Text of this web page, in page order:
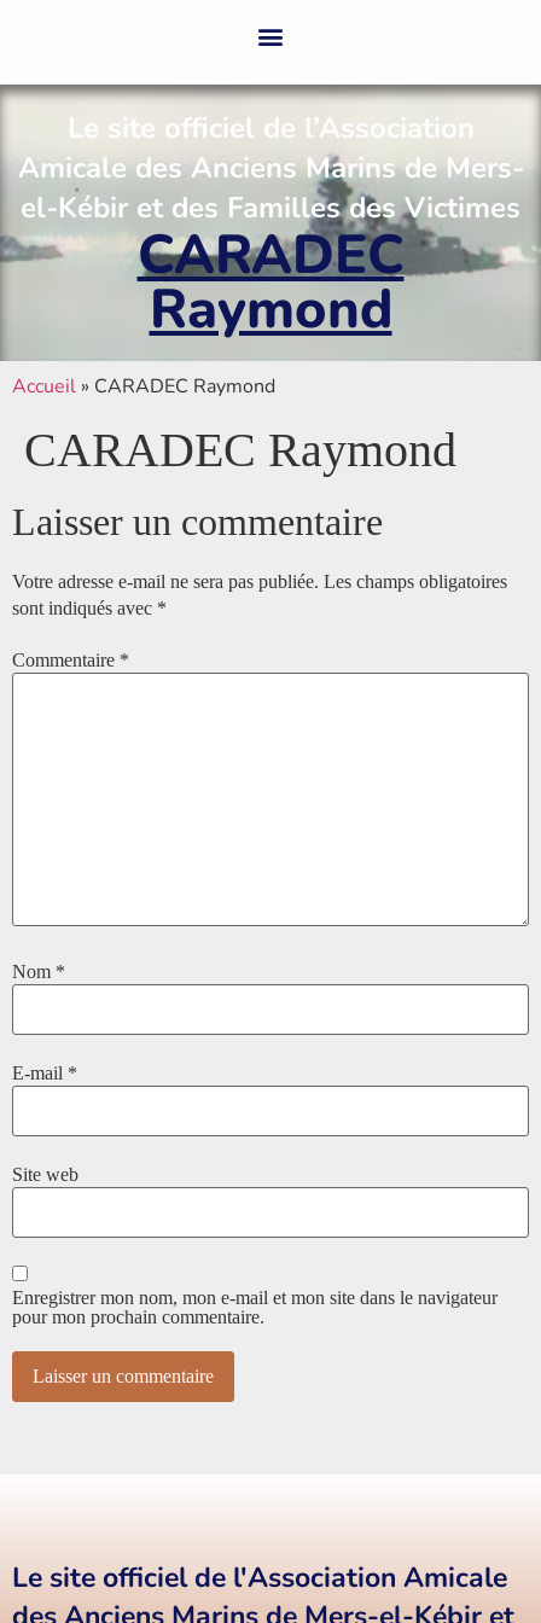
Le site officiel de l’Association
Amicale des Anciens Marins de Mers-
el-Kébir et des Familles des Victimes
CARADEC
Raymond
Accueil » CARADEC Raymond
CARADEC Raymond
Laisser un commentaire
Votre adresse e-mail ne sera pas publiée. Les champs obligatoires
sont indiqués avec *
Commentaire *
Nom *
E-mail *
Site web
Enregistrer mon nom, mon e-mail et mon site dans le navigateur
pour mon prochain commentaire.
Le site officiel de l'Association Amicale